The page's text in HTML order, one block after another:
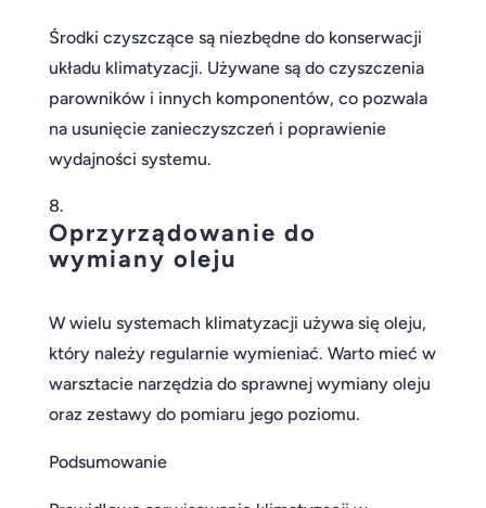
Środki czyszczące są niezbędne do konserwacji
układu klimatyzacji. Używane są do czyszczenia
parowników i innych komponentów, co pozwala
na usunięcie zanieczyszczeń i poprawienie
wydajności systemu.
Oprzyrządowanie do
wymiany oleju
W wielu systemach klimatyzacji używa się oleju,
który należy regularnie wymieniać. Warto mieć w
warsztacie narzędzia do sprawnej wymiany oleju
oraz zestawy do pomiaru jego poziomu.
Podsumowanie